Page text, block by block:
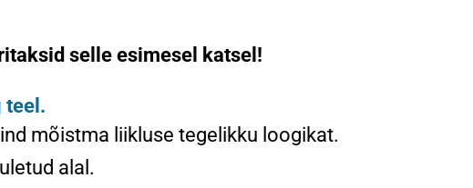
selle esimesel katsel!
teel.
mõistma liikluse tegelikku loogikat.
alal.